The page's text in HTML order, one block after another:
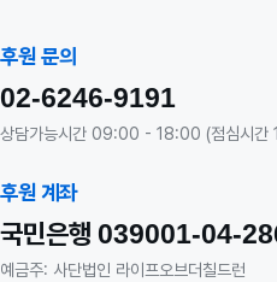
후원 문의
02-6246-9191
상담가능시간 09:00 - 18:00 (점심시
후원 계좌
국민은행 039001-04-
예금주: 사단법인 라이프오브더칠드런